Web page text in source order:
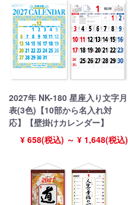
2027年 NK-180 星座入り文字月
表(3色)【10部から名入れ対
応】【壁掛けカレンダー】
¥ 658(税込) ～ ¥ 1,648(税込)